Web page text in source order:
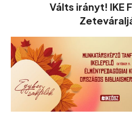
Válts irányt! IKE